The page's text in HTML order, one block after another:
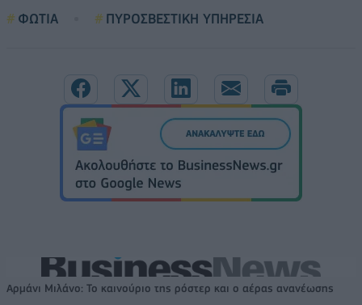
ΦΩΤΙΑ ΠΥΡΟΣΒΕΣΤΙΚΗ ΥΠΗΡΕΣΙΑ
Αρμάνι Μιλάνο: Το καινούριο της ρόστερ και ο αέρας ανανέωσης